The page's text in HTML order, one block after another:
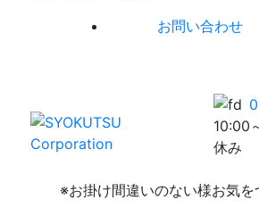
お問い合わせ
10:00
休み
※お掛け間違いのない様お気を